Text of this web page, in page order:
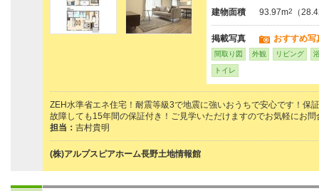
建物面積 93.97m2 （
掲載写真 おすすめ写
間取り図 外観 リビング
トイレ
ZEH水準省エネ住宅！耐震等級3で地震に強いおうちで安心です！保
故障しても15年間の保証付き！ご見学いただけますのでお気軽にお問
担当： 吉村貴明
(株)アルプスピアホーム長野土地情報館